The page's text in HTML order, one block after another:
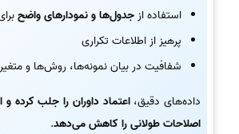
استفاده از جدول‌ها و نمودارهای واضح
پرهیز از اطلاعات تکراری
شفافیت در بیان نمونه‌ها، روش‌ها و
داده‌های دقیق،اعتماد داوران را جلب کرده و
اصلاحات طولانی را کاهش می‌دهد.